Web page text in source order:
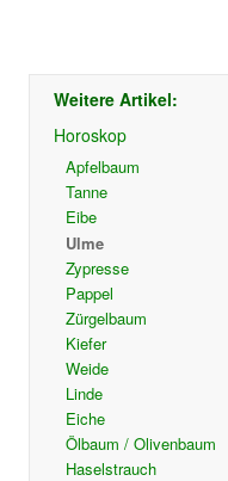
Weitere Artikel:
Horoskop
Apfelbaum
Tanne
Eibe
Ulme
Zypresse
Pappel
Zürgelbaum
Kiefer
Weide
Linde
Eiche
Ölbaum / Olivenbaum
Haselstrauch